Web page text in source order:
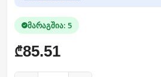
მარაგშია: 5
₾85.51